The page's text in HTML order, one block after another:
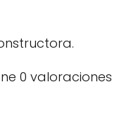
0 valoraciones